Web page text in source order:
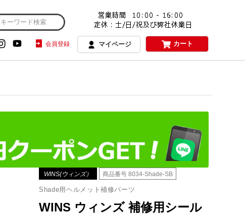
会員登録 マイページ カート
WINS(ウィンズ） 商品番号 8034-Shade-SB
Shade用ヘルメット補修パーツ
WINS ウィンズ 補修用シール